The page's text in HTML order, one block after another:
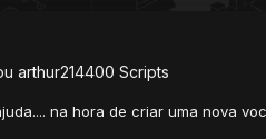
arthur214400 Scripts
na hora de criar uma nova